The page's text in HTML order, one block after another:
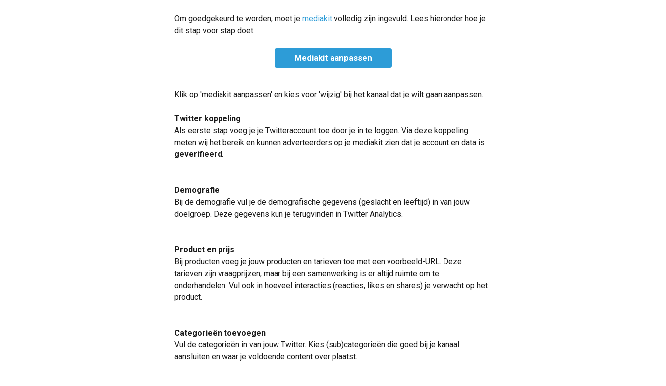
Om goedgekeurd te worden, moet je mediakit volledig zijn ingevuld. Lees hieronder hoe je
dit stap voor stap doet.
Mediakit aanpassen
Klik op 'mediakit aanpassen' en kies voor 'wijzig' bij het kanaal dat je wilt gaan aanpassen.
Twitter koppeling
Als eerste stap voeg je je Twitteraccount toe door je in te loggen. Via deze koppeling
meten wij het bereik en kunnen adverteerders op je mediakit zien dat je account en data is
geverifieerd.
Demografie
Bij de demografie vul je de demografische gegevens (geslacht en leeftijd) in van jouw
doelgroep. Deze gegevens kun je terugvinden in Twitter Analytics.
Product en prijs
Bij producten voeg je jouw producten en tarieven toe met een voorbeeld-URL. Deze
tarieven zijn vraagprijzen, maar bij een samenwerking is er altijd ruimte om te
onderhandelen. Vul ook in hoeveel interacties (reacties, likes en shares) je verwacht op het
product.
Categorieën toevoegen
Vul de categorieën in van jouw Twitter. Kies (sub)categorieën die goed bij je kanaal
aansluiten en waar je voldoende content over plaatst.